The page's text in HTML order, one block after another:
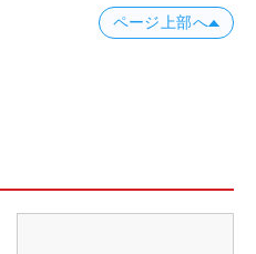
ページ上部へ